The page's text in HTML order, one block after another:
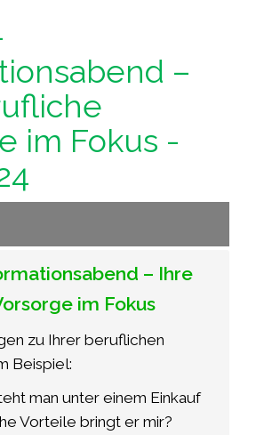
–
im Fokus -
– Ihre
im Fokus
zu Ihrer beruflichen
Beispiel:
man unter einem Einkauf
Vorteile bringt er mir?